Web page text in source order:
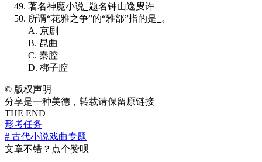
著名神魔小说 题名钟山逸叟许
所谓“花雅之争”的“雅部”指的是
。
A. 京剧
B. 昆曲
C. 秦腔
D. 梆子腔
© 版权声明
分享是一种美德，转载请保留原链接
THE END
形考任务
# 古代小说戏曲专题
文章不错？点个赞呗